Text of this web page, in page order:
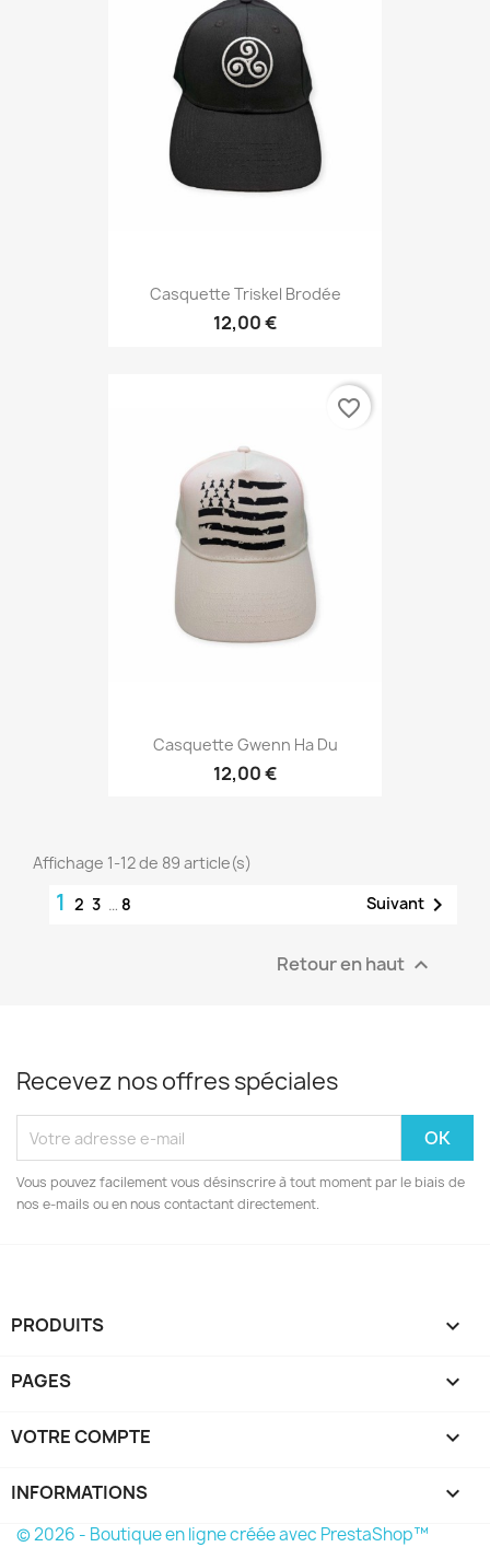
Casquette Triskel Brodée
12,00 €
Casquette Gwenn Ha Du
12,00 €
favorite_border
Affichage 1-12 de 89 article(s)
1 2 3 … 8 Suivant 
Retour en haut 
Recevez nos offres spéciales
Vous pouvez facilement vous désinscrire à tout moment par le biais de
nos e-mails ou en nous contactant directement.
PRODUITS 
PAGES 
VOTRE COMPTE 
INFORMATIONS keyboard_arrow_down
© 2026 - Boutique en ligne créée avec PrestaShop™